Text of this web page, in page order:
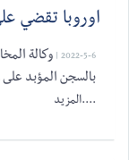
اوروبا تقضي
2022-5-6 |
وكالة
بالسجن المؤبد على
....المزيد